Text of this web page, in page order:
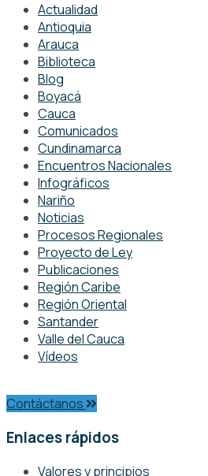
Actualidad
Antioquia
Arauca
Biblioteca
Blog
Boyacá
Cauca
Comunicados
Cundinamarca
Encuentros Nacionales
Infográficos
Nariño
Noticias
Procesos Regionales
Proyecto de Ley
Publicaciones
Región Caribe
Región Oriental
Santander
Valle del Cauca
Vídeos
Contáctanos
Enlaces rápidos
Valores y principios